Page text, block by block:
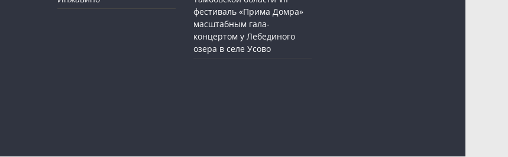
фестиваль «Прима Домра»
масштабным гала-
концертом у Лебединого
озера в селе Усово